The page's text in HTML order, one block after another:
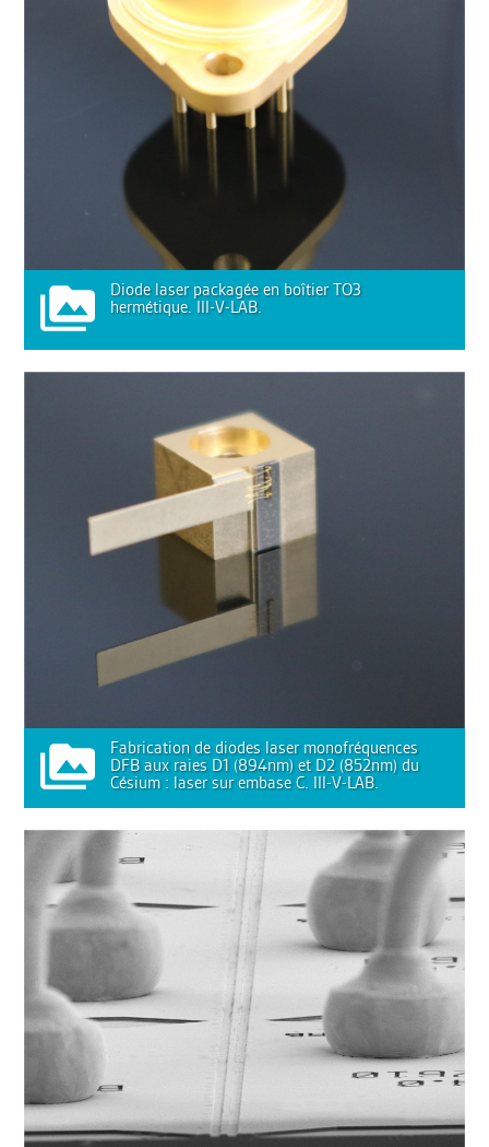
Diode laser packagée en boîtier TO3
hermétique. III-V-LAB.
Fabrication de diodes laser monofréquences
DFB aux raies D1 (894nm) et D2 (852nm) du
Césium : laser sur embase C. III-V-LAB.